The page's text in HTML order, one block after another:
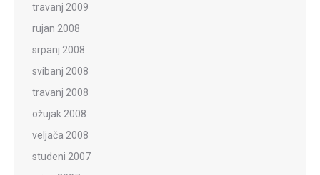
travanj 2009
rujan 2008
srpanj 2008
svibanj 2008
travanj 2008
ožujak 2008
veljača 2008
studeni 2007